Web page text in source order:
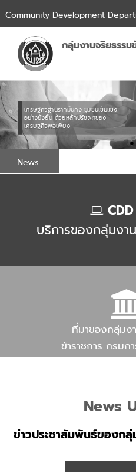
Community Development
กลุ่มงานจริยธรรม
เศรษฐกิจฐานรากมั่นคง ชุมชนเข้มแข็ง
อย่างยั่งยืน ด้วยหลักปรัชญาของ
เศรษฐกิจพอเพียง
News
บริการของกลุ่มงา
ที่มาของกลุ่มง
ข้าราชการ กรม
News
ข่าวประชาสัมพันธ์ของกลุ่